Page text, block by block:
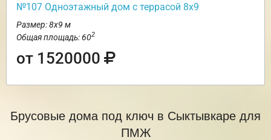
№107 Одноэтажный дом с террасой 8х9
Размер: 8х9 м
Общая площадь: 602
от 1520000
Брусовые дома под ключ в Сыктывкаре для
ПМЖ